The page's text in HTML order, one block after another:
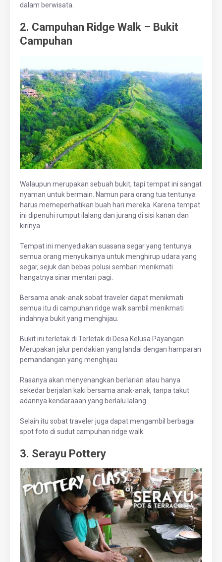
dalam berwisata.
2. Campuhan Ridge Walk – Bukit
Campuhan
Walaupun merupakan sebuah bukit, tapi tempat ini sangat
nyaman untuk bermain. Namun para orang tua tentunya
harus memeperhatikan buah hari mereka. Karena tempat
ini dipenuhi rumput ilalang dan jurang di sisi kanan dan
kirinya.
Tempat ini menyediakan suasana segar yang tentunya
semua orang menyukainya untuk menghirup udara yang
segar, sejuk dan bebas polusi sembari menikmati
hangatnya sinar mentari pagi.
Bersama anak-anak sobat traveler dapat menikmati
semua itu di campuhan ridge walk sambil menikmati
indahnya bukit yang menghijau.
Bukit ini terletak di Terletak di Desa Kelusa Payangan.
Merupakan jalur pendakian yang landai dengan hamparan
pemandangan yang menghijau.
Rasanya akan menyenangkan berlarian atau hanya
sekedar berjalan kaki bersama anak-anak, tanpa takut
adannya kendaraaan yang berlalu lalang.
Selain itu sobat traveler juga dapat mengambil berbagai
spot foto di sudut campuhan ridge walk.
3. Serayu Pottery